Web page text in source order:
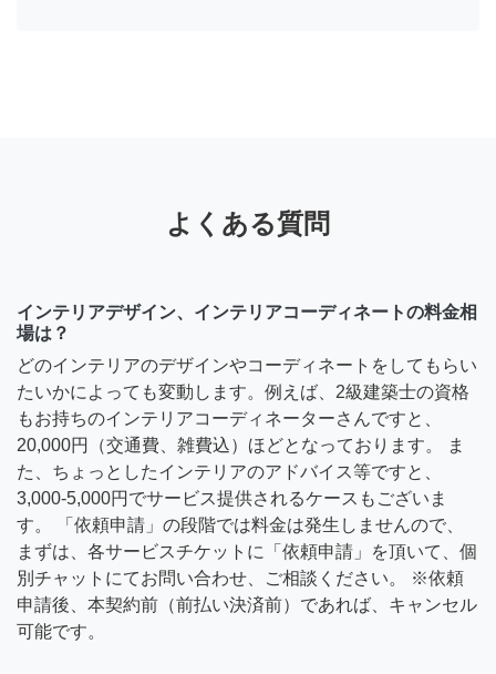
よくある質問
インテリアデザイン、インテリアコーディネートの料金相
場は？
どのインテリアのデザインやコーディネートをしてもらい
たいかによっても変動します。例えば、2級建築士の資格
もお持ちのインテリアコーディネーターさんですと、
20,000円（交通費、雑費込）ほどとなっております。 ま
た、ちょっとしたインテリアのアドバイス等ですと、
3,000-5,000円でサービス提供されるケースもございま
す。 「依頼申請」の段階では料金は発生しませんので、
まずは、各サービスチケットに「依頼申請」を頂いて、個
別チャットにてお問い合わせ、ご相談ください。 ※依頼
申請後、本契約前（前払い決済前）であれば、キャンセル
可能です。